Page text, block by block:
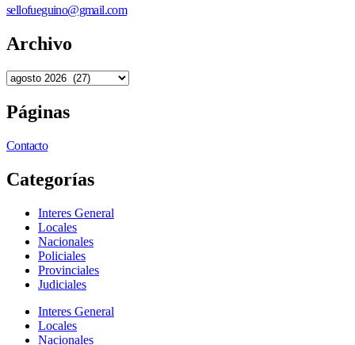
sellofueguino@gmail.com
Archivo
Páginas
Contacto
Categorías
Interes General
Locales
Nacionales
Policiales
Provinciales
Judiciales
Interes General
Locales
Nacionales